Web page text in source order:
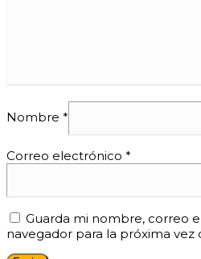
Nombre *
Correo electrónico *
Guarda mi nombre, correo
navegador para la próxima vez